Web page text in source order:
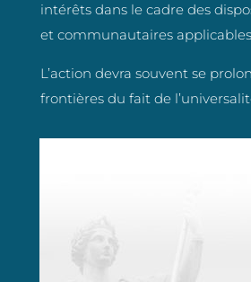
intérêts dans le cadre des
et communautaires
L’action devra souvent se
frontières du fait de